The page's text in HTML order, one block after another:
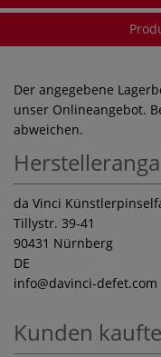
Der angegebene
unser Onlineangebot.
abweichen.
da Vinci
Tillystr. 39-41
90431 Nürnberg
DE
info@davinci-defet.com
Kunden